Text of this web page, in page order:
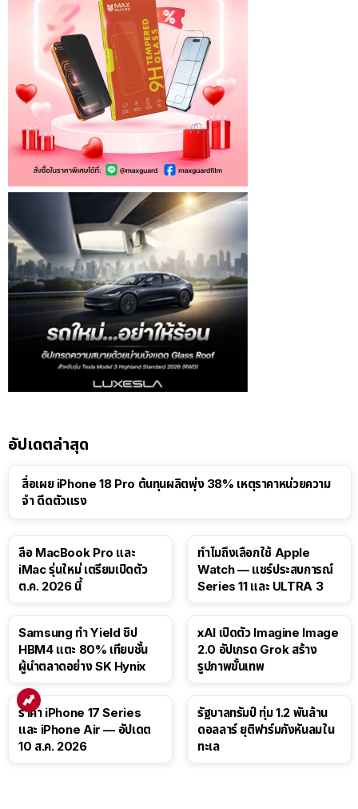
อัปเดตล่าสุด
สื่อเผย iPhone 18 Pro ต้นทุนผลิตพุ่ง 38% เหตุราคาหน่วยความ
จำ ดีดตัวแรง
ลือ MacBook Pro และ
iMac รุ่นใหม่ เตรียมเปิดตัว
ต.ค. 2026 นี้
ทำไมถึงเลือกใช้ Apple
Watch — แชร์ประสบการณ์
Series 11 และ ULTRA 3
Samsung ทำ Yield ชิป
HBM4 แตะ 80% เทียบชั้น
ผู้นำตลาดอย่าง SK Hynix
xAI เปิดตัว Imagine Image
2.0 อัปเกรด Grok สร้าง
รูปภาพขั้นเทพ
ราคา iPhone 17 Series
และ iPhone Air — อัปเดต
10 ส.ค. 2026
รัฐบาลทรัมป์ ทุ่ม 1.2 พันล้าน
ดอลลาร์ ยุติฟาร์มกังหันลมใน
ทะเล